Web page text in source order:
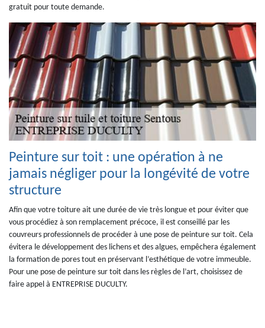
gratuit pour toute demande.
Peinture sur toit : une opération à ne
jamais négliger pour la longévité de votre
structure
Afin que votre toiture ait une durée de vie très longue et pour éviter que
vous procédiez à son remplacement précoce, il est conseillé par les
couvreurs professionnels de procéder à une pose de peinture sur toit. Cela
évitera le développement des lichens et des algues, empêchera également
la formation de pores tout en préservant l’esthétique de votre immeuble.
Pour une pose de peinture sur toit dans les règles de l’art, choisissez de
faire appel à ENTREPRISE DUCULTY.